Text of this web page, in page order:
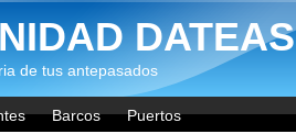
DATEAS
de tus antepasados
Barcos Puertos